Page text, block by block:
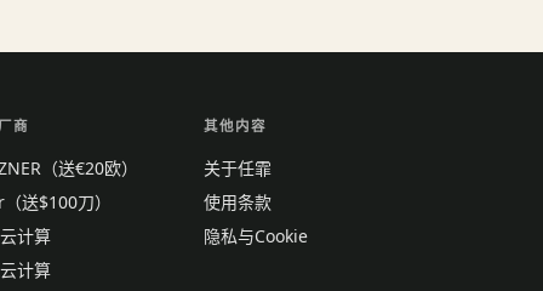
商
（送€20欧）
送$100刀）
计算
计算
其他内容
关于任霏
使用条款
隐私与Cookie